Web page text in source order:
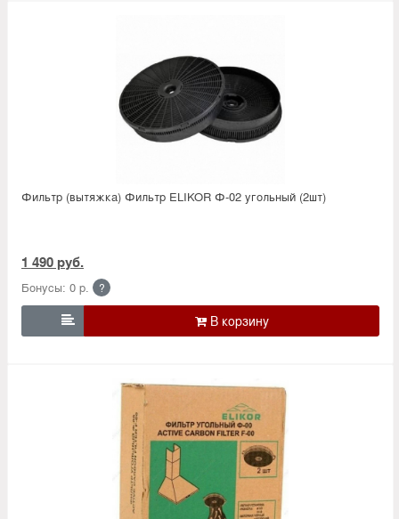
Фильтр (вытяжка) Фильтр ELIKOR Ф-02 угольный (2шт)
1 490 руб.
Бонусы: 0 р. ?
